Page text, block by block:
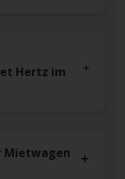
Hertz im
Mietwagen